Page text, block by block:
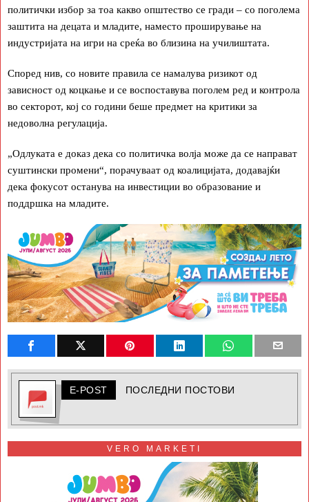
политички избор за тоа какво општество се гради – со поголема
заштита на децата и младите, наместо проширување на
индустријата на игри на среќа во близина на училиштата.
Според нив, со новите правила се намалува ризикот од
зависност од коцкање и се воспоставува поголем ред и контрола
во секторот, кој со години беше предмет на критики за
недоволна регулација.
„Одлуката е доказ дека со политичка волја може да се направат
суштински промени“, порачуваат од коалицијата, додавајќи
дека фокусот останува на инвестиции во образование и
поддршка на младите.
E-POST ПОСЛЕДНИ ПОСТОВИ
VERO MARKETI